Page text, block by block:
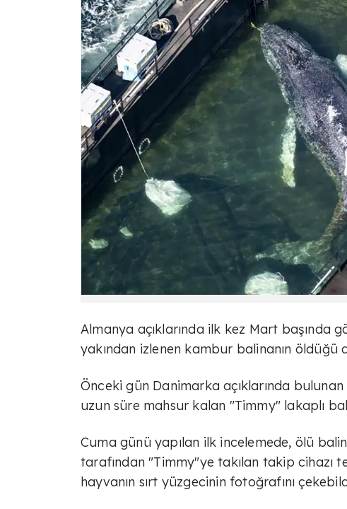
Almanya açıklarında ilk kez Mart başında
yakından izlenen kambur balinanın öldüğü
Önceki gün Danimarka açıklarında
uzun süre mahsur kalan "Timmy" lakaplı
Cuma günü yapılan ilk incelemede, ölü
tarafından "Timmy"ye takılan takip cihazı
hayvanın sırt yüzgecinin fotoğrafını